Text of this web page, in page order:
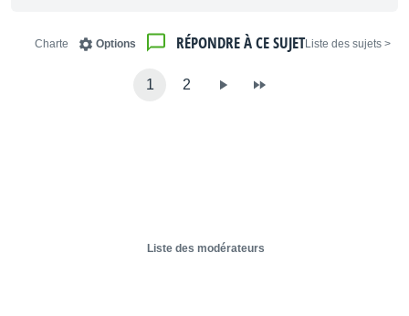
< Liste des sujets
RÉPONDRE À CE SUJET
Options
Charte
1 2
Liste des modérateurs